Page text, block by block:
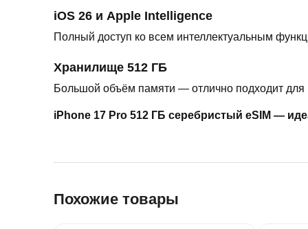
iOS 26 и Apple Intelligence
Полный доступ ко всем интеллектуальным
Хранилище 512 ГБ
Большой объём памяти — отлично подходит
iPhone 17 Pro 512 ГБ серебристый eSIM —
Похожие товары